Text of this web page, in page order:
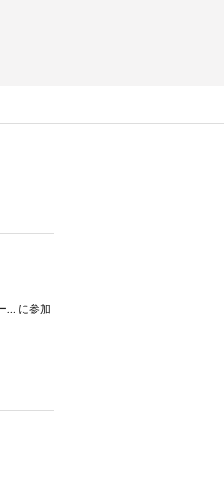
東北大学学友会吹奏楽部 サマーコンサート2024 に参加